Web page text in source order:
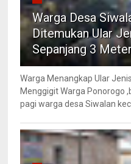
Warga Desa
Ditemukan Ular
Sepanjang 3
Warga Menangkap Ular
Menggigit Warga Ponorogo
pagi warga desa Siwalan